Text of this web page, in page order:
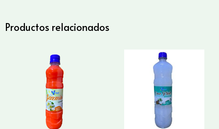
Productos relacionados